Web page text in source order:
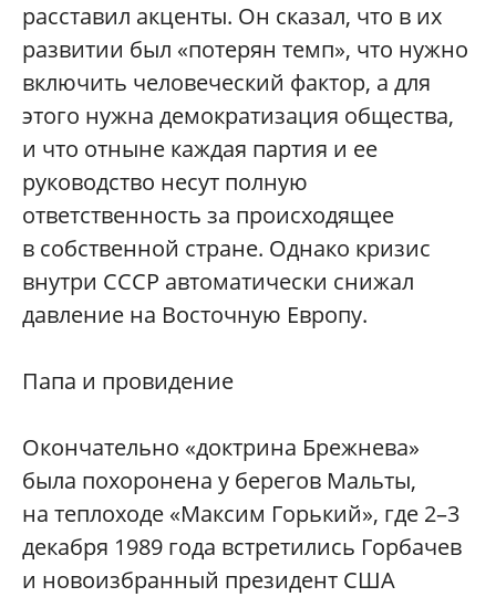
расставил акценты. Он сказал, что в их
развитии был «потерян темп», что нужно
включить человеческий фактор, а для
этого нужна демократизация общества,
и что отныне каждая партия и ее
руководство несут полную
ответственность за происходящее
в собственной стране. Однако кризис
внутри СССР автоматически снижал
давление на Восточную Европу.
Папа и провидение
Окончательно «доктрина Брежнева»
была похоронена у берегов Мальты,
на теплоходе «Максим Горький», где 2–3
декабря 1989 года встретились Горбачев
и новоизбранный президент США